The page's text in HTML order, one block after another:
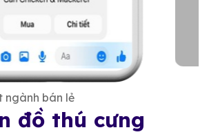
ngành bán lẻ
đồ thú cưng